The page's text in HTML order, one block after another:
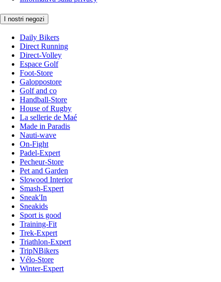
I nostri negozi
Daily Bikers
Direct Running
Direct-Volley
Espace Golf
Foot-Store
Galoppostore
Golf and co
Handball-Store
House of Rugby
La sellerie de Maé
Made in Paradis
Nauti-wave
On-Fight
Padel-Expert
Pecheur-Store
Pet and Garden
Slowood Interior
Smash-Expert
Sneak'In
Sneakids
Sport is good
Training-Fit
Trek-Expert
Triathlon-Expert
TripNBikers
Vélo-Store
Winter-Expert